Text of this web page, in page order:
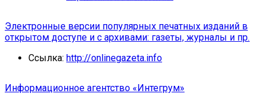
Электронные версии популярных печатных изданий в
открытом доступе и с архивами: газеты, журналы и пр.
Ссылка: http://onlinegazeta.info
Информационное агентство «Интегрум»